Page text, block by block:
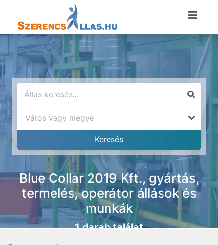
Blue Collar 2019 Kft., gyártás,
termelés, operátor állások és
munkák
1 darab találat